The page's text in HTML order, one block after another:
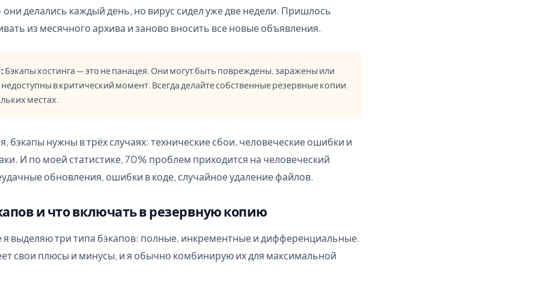
делались каждый день, но вирус сидел уже две недели. Пришлось
из месячного архива и заново вносить все новые объявления.
Бэкапы хостинга — это не панацея. Они могут быть повреждены, заражены или
в критический момент. Всегда делайте собственные резервные копии
местах.
бэкапы нужны в трёх случаях: технические сбои, человеческие ошибки и
И по моей статистике, 70% проблем приходится на человеческий
обновления, ошибки в коде, случайное удаление файлов.
и что включать в резервную копию
я выделяю три типа бэкапов: полные, инкрементные и дифференциальные.
свои плюсы и минусы, и я обычно комбинирую их для максимальной